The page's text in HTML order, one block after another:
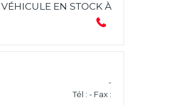
VÉHICULE EN STOCK À
-
Tél : - Fax :